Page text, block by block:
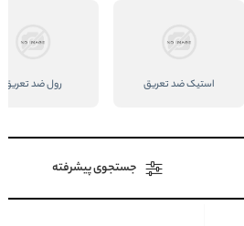
استیک ضد تعریق رول ضد تعریق
جستجوی پیشرفته